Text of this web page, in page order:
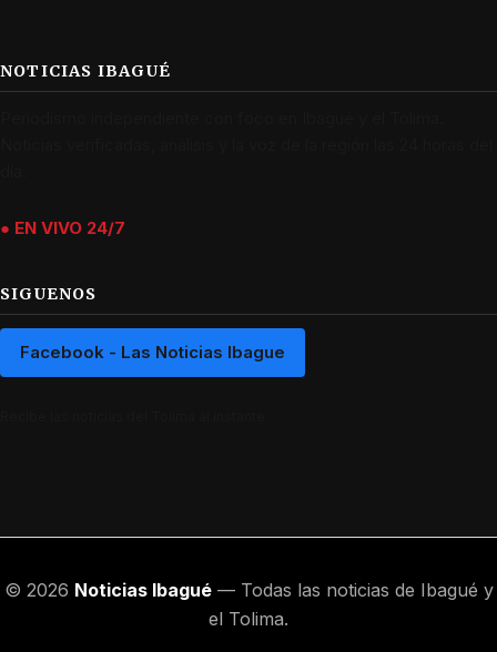
NOTICIAS IBAGUÉ
● EN VIVO 24/7
SIGUENOS
Facebook - Las Noticias Ibague
© 2026 Noticias Ibagué— Todas las noticias de Ibagué y
el Tolima.